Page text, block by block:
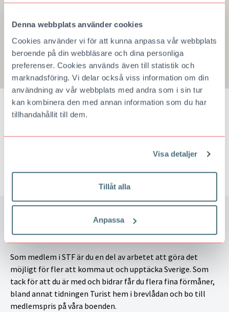
Denna webbplats använder cookies
Cookies använder vi för att kunna anpassa vår webbplats
beroende på din webbläsare och dina personliga
preferenser. Cookies används även till statistik och
marknadsföring. Vi delar också viss information om din
användning av vår webbplats med andra som i sin tur
kan kombinera den med annan information som du har
tillhandahållit till dem.
Visa detaljer
Tillåt alla
Anpassa
KONTAKTA REDAKTIONEN
Kom med som medlem
Som medlem i STF är du en del av arbetet att göra det
möjligt för fler att komma ut och upptäcka Sverige. Som
tack för att du är med och bidrar får du flera fina förmåner,
bland annat tidningen Turist hem i brevlådan och bo till
medlemspris på våra boenden.